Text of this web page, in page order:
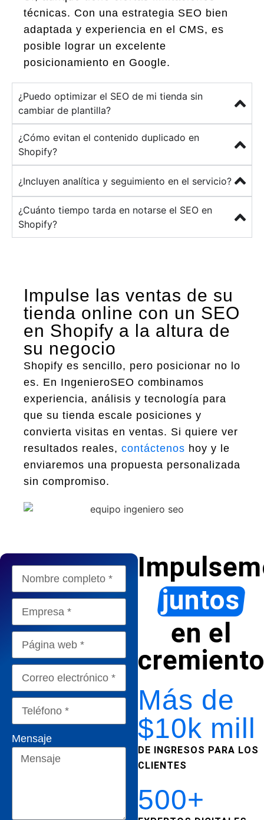
técnicas. Con una estrategia SEO bien
adaptada y experiencia en el CMS, es
posible lograr un excelente
posicionamiento en Google.
¿Puedo optimizar el SEO de mi tienda sin
cambiar de plantilla?
¿Cómo evitan el contenido duplicado en
Shopify?
¿Incluyen analítica y seguimiento en el servicio?
¿Cuánto tiempo tarda en notarse el SEO en
Shopify?
Impulse las ventas de su
tienda online con un SEO
en Shopify a la altura de
su negocio
Shopify es sencillo, pero posicionar no lo
es. En IngenieroSEO combinamos
experiencia, análisis y tecnología para
que su tienda escale posiciones y
convierta visitas en ventas. Si quiere ver
resultados reales, contáctenos hoy y le
enviaremos una propuesta personalizada
sin compromiso.
Mensaje
juntos
en el
Más de
$10k mill
DE INGRESOS PARA LOS
CLIENTES
500+